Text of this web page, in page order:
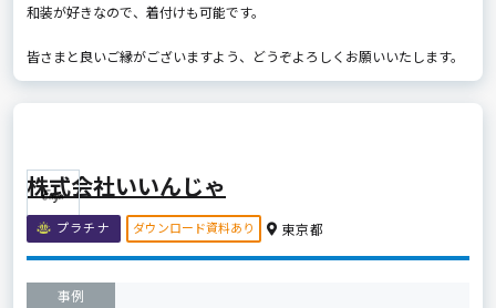
和装が好きなので、着付けも可能です。
皆さまと良いご縁がございますよう、どうぞよろしくお願いいたします。
株式会社いいんじゃ
プラチナ ダウンロード資料あり 東京都
事例